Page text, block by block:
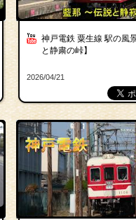
神戸電鉄 粟生線 駅の風
と静粛の峠】
2026/04/21